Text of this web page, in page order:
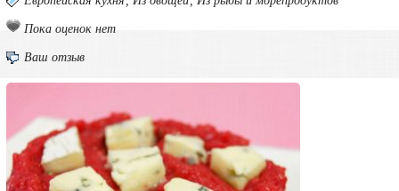
Пока оценок нет
Ваш отзыв